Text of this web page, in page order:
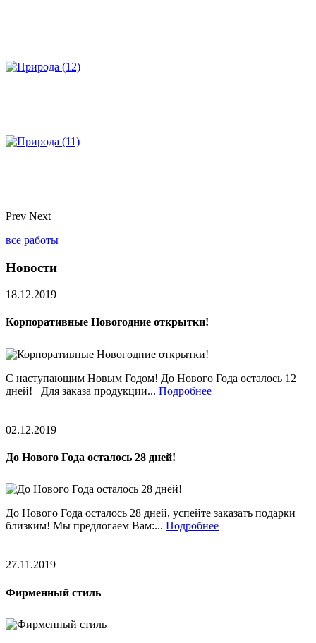
Prev Next
все работы
Новости
18.12.2019
Корпоративные Новогодние открытки!
С наступающим Новым Годом! До Нового Года осталось 12
дней! Для заказа продукции... Подробнее
02.12.2019
До Нового Года осталось 28 дней!
До Нового Года осталось 28 дней, успейте заказать подарки
близким! Мы предлогаем Вам:... Подробнее
27.11.2019
Фирменный стиль